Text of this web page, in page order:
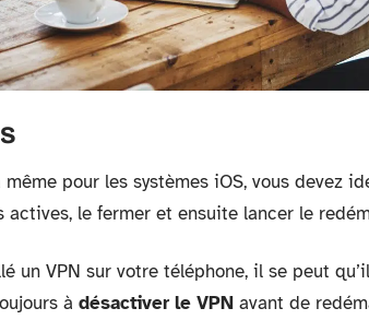
pour les systèmes iOS, vous devez
le fermer et ensuite lancer le
un VPN sur votre téléphone, il se peut
à désactiver le VPN avant de